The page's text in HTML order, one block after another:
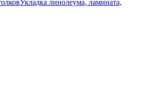
Укладка линолеума, ламината,